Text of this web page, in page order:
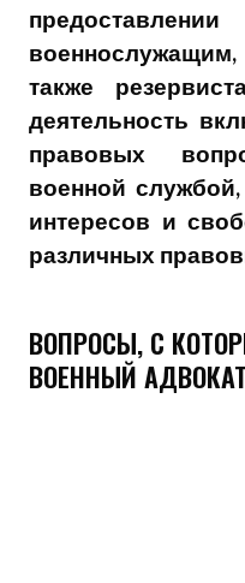
также
деятельность
правовых
военной
интересов и
различных
ВОПРОСЫ, С
ВОЕННЫЙ АДВОКАТ